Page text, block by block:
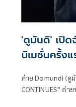
'ดูมันดิ' เปิด
นิเมชั่นครั้งแ
ค่าย Domundi (ดูมั
CONTINUES” ถ่